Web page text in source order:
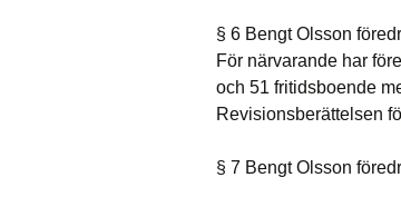
§ 6 Bengt Olsson
För närvarande har
och 51 fritidsboende
Revisionsberättelsen
§ 7 Bengt Olsson